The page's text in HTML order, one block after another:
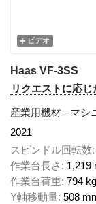
ビデオ
Haas VF-3SS
リクエストに応じ
産業用機材 - マシ
2021
スピンドル回転数
作業台長さ
1,219
作業台荷重 794 kg
Y軸移動量 508